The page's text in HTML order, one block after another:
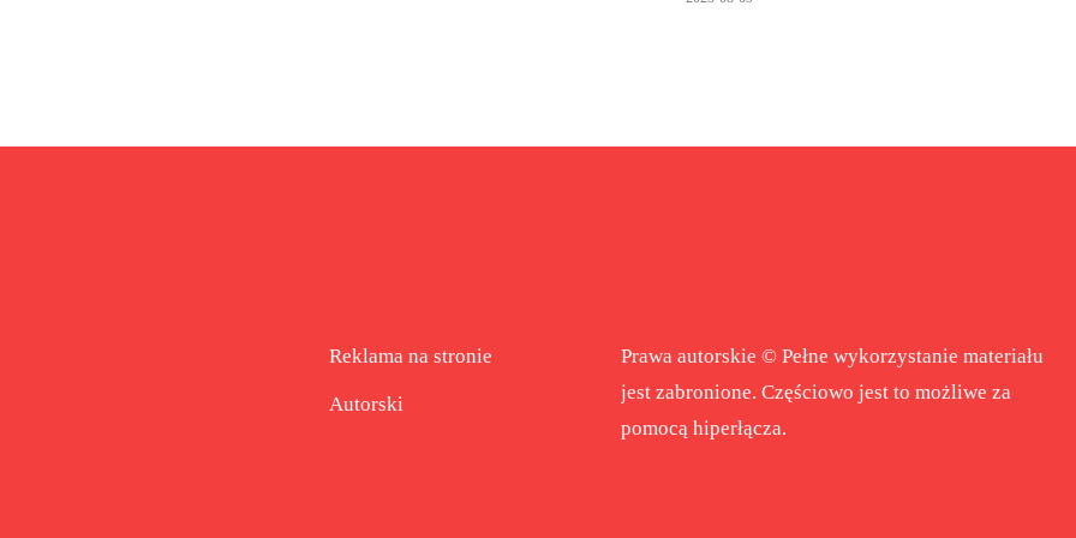
Reklama na stronie
Autorski
Prawa autorskie © Pełne wykorzystanie materiału
jest zabronione. Częściowo jest to możliwe za
pomocą hiperłącza.